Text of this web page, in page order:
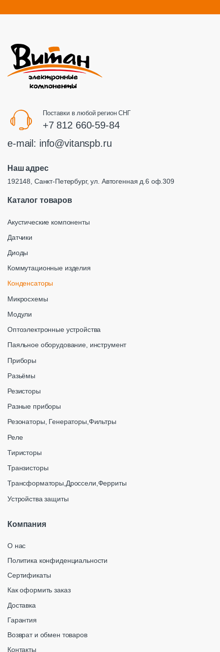
Поставки в любой регион СНГ
+7 812 660-59-84
e-mail: info@vitanspb.ru
Наш адрес
192148, Санкт-Петербург, ул. Автогенная д.6 оф.309
Каталог товаров
Акустические компоненты
Датчики
Диоды
Коммутационные изделия
Конденсаторы
Микросхемы
Модули
Оптоэлектронные устройства
Паяльное оборудование, инструмент
Приборы
Разьёмы
Резисторы
Разные приборы
Резонаторы, Генераторы,Фильтры
Реле
Тиристоры
Транзисторы
Трансформаторы,Дроссели,Ферриты
Устройства защиты
Компания
О нас
Политика конфиденциальности
Сертификаты
Как оформить заказ
Доставка
Гарантия
Возврат и обмен товаров
Контакты